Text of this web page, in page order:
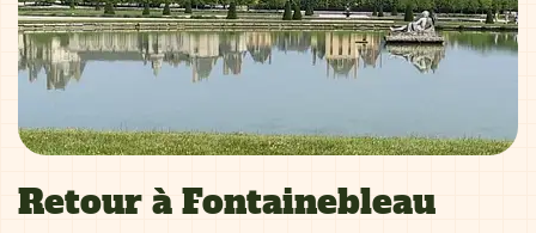
Retour à Fontainebleau